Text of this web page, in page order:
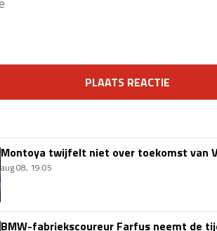
PLAATS REACTIE
Montoya twijfelt niet over toekomst van
aug 08, 19:05
BMW-fabriekscoureur Farfus neemt de